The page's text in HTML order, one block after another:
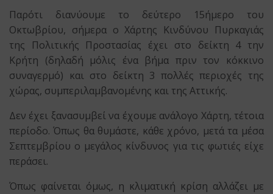
Παρότι διανύουμε το δεύτερο 15ήμερο του
Οκτωβρίου, σήμερα ο Χάρτης Κινδύνου Πυρκαγιάς
της Πολιτικής Προστασίας έχει στο δείκτη 4 την
Κρήτη (δηλαδή μόλις ένα βήμα πριν τον κόκκινο
συναγερμό) και στο δείκτη 3 πολλές περιοχές της
χώρας, συμπεριλαμβανομένης και της Αττικής.
Δεν έχει ξανασυμβεί να έχουμε ανάλογο Χάρτη, τέτοια
περίοδο. Όπως θα θυμάστε, κάθε χρόνο, μετά τα μέσα
Σεπτεμβρίου ο μεγάλος κίνδυνος για τις φωτιές είχε
περάσει.
Όπως φαίνεται όμως, η κλιματική κρίση αλλάζει με